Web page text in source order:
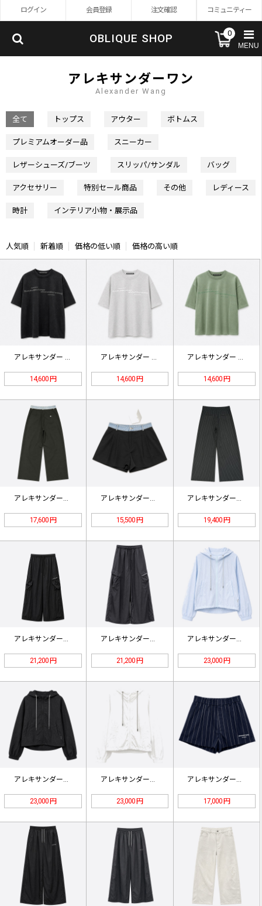
ログイン 会員登録 注文確認 コミュニティー
OBLIQUE SHOP 0
MENU
アレキサンダーワン
Alexander Wang
全て トップス アウター ボトムス
プレミアムオーダー品 スニーカー
レザーシューズ/ブーツ スリッパ/サンダル バッグ
アクセサリー 特別セール商品 その他 レディース
時計 インテリア小物・展示品
人気順 新着順 価格の低い順 価格の高い順
アレキサンダー ワン フォームロゴ …
14,600 円
アレキサンダー ワン フォームロゴ …
14,600 円
アレキサンダー ワン フォームロゴ …
14,600 円
17,600 円 15,500 円 19,400 円
アレキサンダーワン ロゴプリント カ…
21,200 円
アレキサンダーワン カーゴポケット …
21,200 円
アレキサンダーワン ラインストーンロ…
23,000 円
アレキサンダーワン ロゴ刺繍 ライト…
23,000 円
アレキサンダーワン ラインストーン …
23,000 円
アレキサンダーワン ストライプ ロゴ…
17,000 円